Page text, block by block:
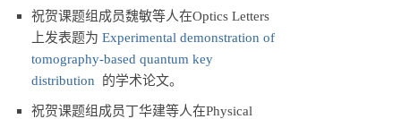
祝贺课题组成员魏敏等人在Optics Letters
上发表题为 Experimental demonstration of
tomography-based quantum key
distribution 的学术论文。
祝贺课题组成员丁华建等人在Physical